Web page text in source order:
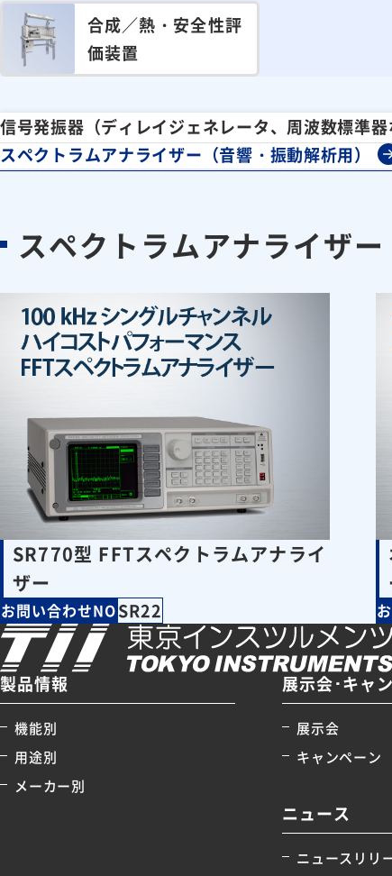
合成／熱・安全性評
価装置
信号発振器（ディレイジェネレータ、周波数標準器
スペクトラムアナライザー（音響・振動解析用）
スペクトラムアナライザー
SR770型 FFTスペクトラムアナライ
ザー
お問い合わせNOSR22
製品情報
機能別
用途別
メーカー別
展示会･キャ
展示会
キャンペーン
ニュース
ニュースリリ